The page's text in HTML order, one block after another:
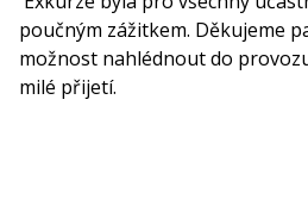
poučným zážitkem. Děkujeme
možnost nahlédnout do
milé přijetí.